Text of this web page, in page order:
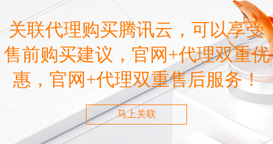
关联代理购买腾讯云，可以享受
售前购买建议，官网+代理双重优
惠，官网+代理双重售后服务！
马上关联